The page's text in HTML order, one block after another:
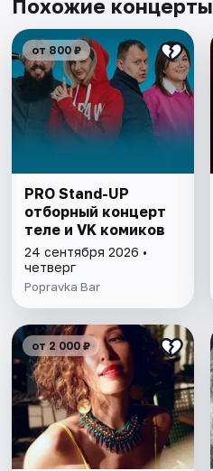
Похожие концерты
от 800 ₽
PRO Stand-UP
отборный концерт
теле и VK комиков
24 сентября 2026 •
четверг
Popravka Bar
от 2 000 ₽